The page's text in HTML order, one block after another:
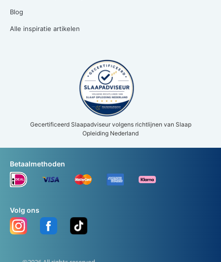
Blog
Alle inspiratie artikelen
Gecertificeerd Slaapadviseur volgens richtlijnen van Slaap
Opleiding Nederland
Volg ons
Betaalmethoden